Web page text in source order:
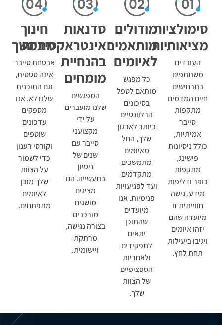
סימולציות
מציאותיות
העובדים
משתתפים
בתרחישים
חיים המדמים
מתקפות
סייבר
אמיתיות,
כולל ניסיונות
פישינג,
מתקפות
כופר ודליפות
מידע. גישה
חווייתית זו
מיועדה שהם
יזהו איומים
ויגיבו ביעילות
תחת לחץ.
מודולים
מותאמים
לאיומים
כל מפגש
מותאם לטפל
בסיכונים
הרלוונטיים
ביותר לארגון
שלך, החל
מאיומים
מתמשכים
מתקדמים
ועד לפגיעויות
פנימיות. אנו
מיועדים
שהתוכן
יתאים
לתפקידים
ולאחריות
הספציפיים
של הצוות
שלך.
סדנאות
אינטראקטיביות
בהנחיית
מומחים
המפגשים
שלנו מועברים
על ידי
מקצועני
סייבר עם
שנים של
ניסיון
בתעשייה. הם
מציגים
מושגים
מורכבים
בצורה נגישה,
מרתקת
ויישומית.
חינוך
מתמשך
אבטחת סייבר
אינה סטטית,
וגם התוכנית
שלנו לא. אנו
מספקים
עדכונים
שוטפים
וקורסי רענון
כדי לשמור
על הצוות
שלך מוכן
לאיומים
מתפתחים.